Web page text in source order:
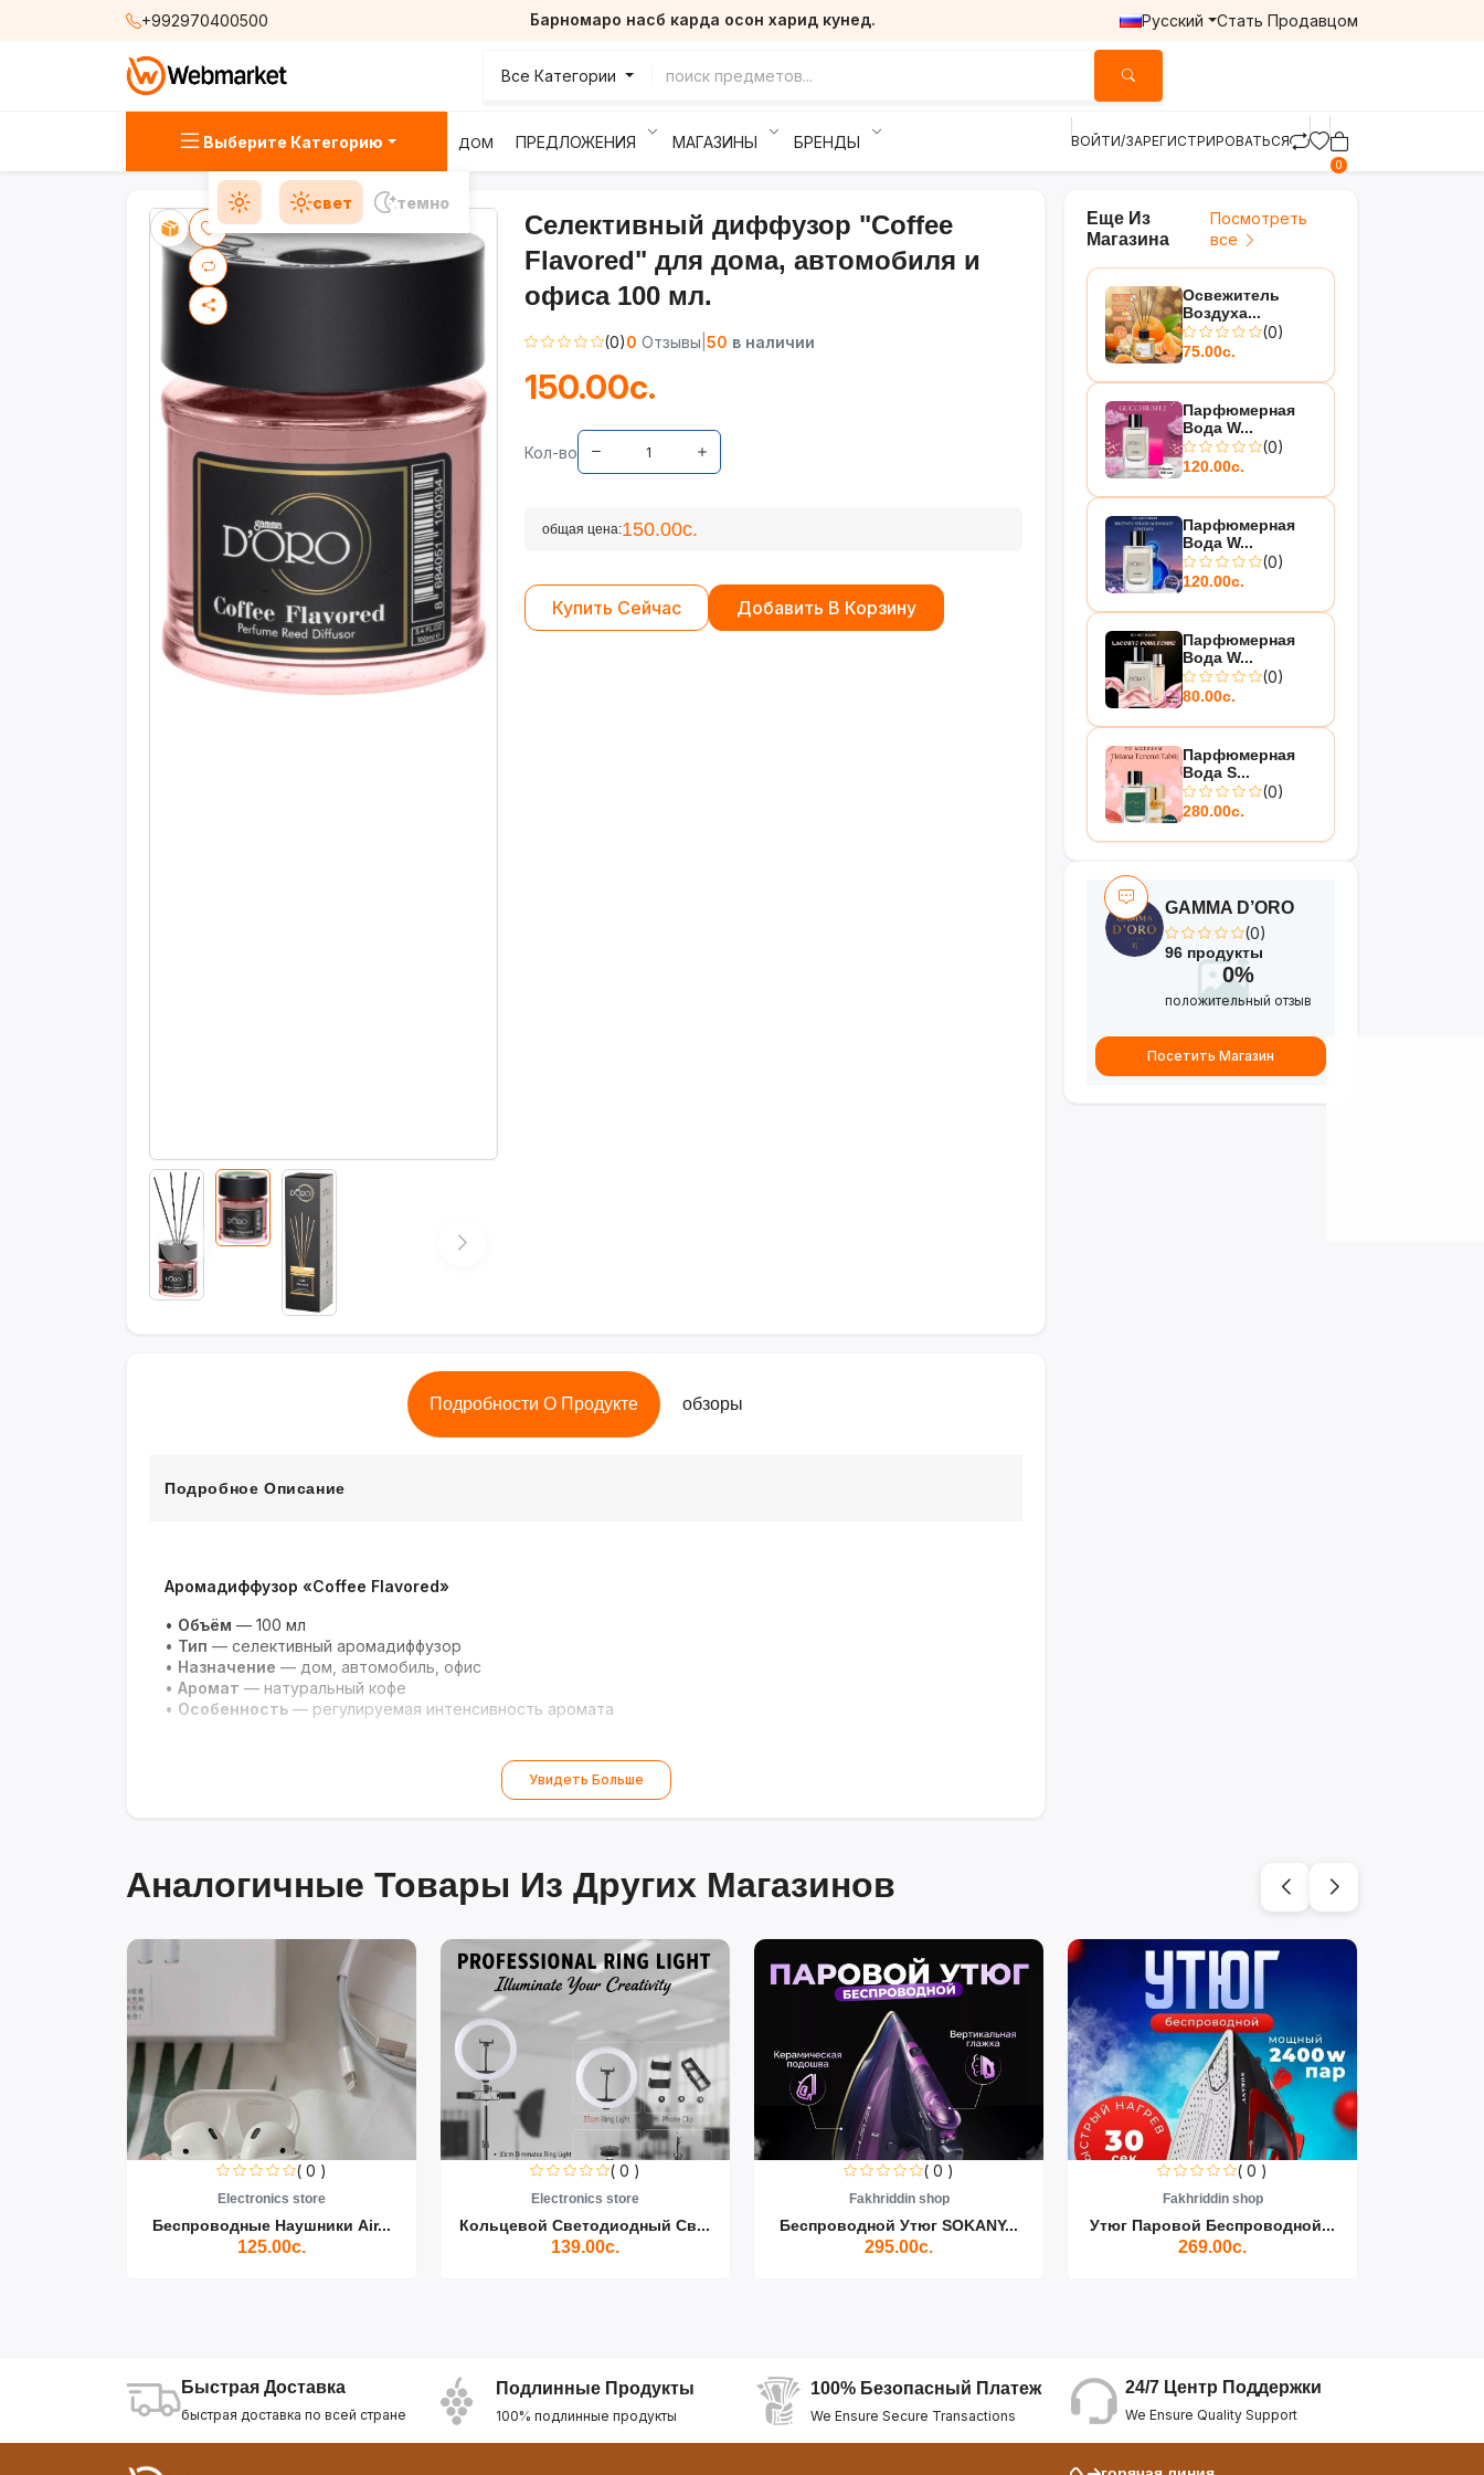
+992970400500 Барномаро насб карда осон харид кунед. Русский Стать Продавцом
Все Категории
Выберите Категорию ДОМ ПРЕДЛОЖЕНИЯ МАГАЗИНЫ БРЕНДЫ ВОЙТИ/ЗАРЕГИСТРИРОВАТЬСЯ
0
свет темно
Селективный диффузор "Coffee
Flavored" для дома, автомобиля и
офиса 100 мл.
(0)0 Отзывы 50 в наличии
150.00с.
Кол-во
общая цена:150.00с.
Купить Сейчас Добавить В Корзину
Подробности О Продукте обзоры
Подробное Описание
Аромадиффузор «Coffee Flavored»
• Объём — 100 мл
• Тип — селективный аромадиффузор
• Назначение — дом, автомобиль, офис
• Аромат — натуральный кофе
• Особенность — регулируемая интенсивность аромата
Увидеть Больше
Еще Из
Магазина
Посмотреть
все
Освежитель
Воздуха...
(0)
75.00с.
Парфюмерная
Вода W...
(0)
120.00с.
Парфюмерная
Вода W...
(0)
120.00с.
Парфюмерная
Вода W...
(0)
80.00с.
Парфюмерная
Вода S...
(0)
280.00с.
GAMMA D’ORO
(0)
96 продукты
0%
положительный отзыв
Посетить Магазин
Аналогичные Товары Из Других Магазинов
( 0 )
Electronics store
Беспроводные Наушники Air...
125.00с.
( 0 )
Electronics store
Кольцевой Светодиодный Св...
139.00с.
( 0 )
Fakhriddin shop
Беспроводной Утюг SOKANY...
295.00с.
( 0 )
Fakhriddin shop
Утюг Паровой Беспроводной...
269.00с.
Быстрая Доставка
быстрая доставка по всей стране
Подлинные Продукты
100% подлинные продукты
100% Безопасный Платеж
We Ensure Secure Transactions
24/7 Центр Поддержки
We Ensure Quality Support